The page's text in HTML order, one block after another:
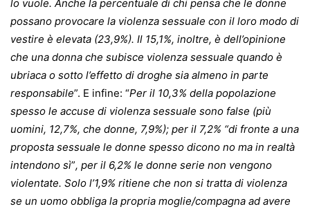
lo vuole. Anche la percentuale di chi pensa che le donne
possano provocare la violenza sessuale con il loro modo di
vestire è elevata (23,9%). Il 15,1%, inoltre, è dell’opinione
che una donna che subisce violenza sessuale quando è
ubriaca o sotto l’effetto di droghe sia almeno in parte
responsabile”. E infine: “Per il 10,3% della popolazione
spesso le accuse di violenza sessuale sono false (più
uomini, 12,7%, che donne, 7,9%); per il 7,2% “di fronte a una
proposta sessuale le donne spesso dicono no ma in realtà
intendono sì”, per il 6,2% le donne serie non vengono
violentate. Solo l’1,9% ritiene che non si tratta di violenza
se un uomo obbliga la propria moglie/compagna ad avere